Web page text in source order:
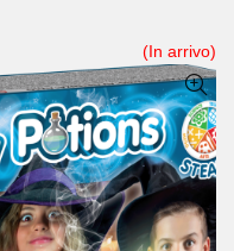
(In arrivo)